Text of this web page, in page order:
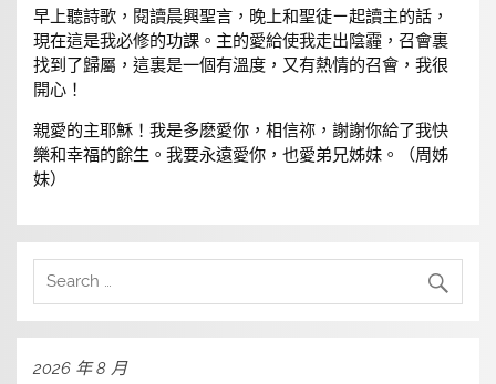
早上聽詩歌，閱讀晨興聖言，晚上和聖徒ㄧ起讀主的話，
現在這是我必修的功課。主的愛給使我走出陰霾，召會裏
找到了歸屬，這裏是一個有溫度，又有熱情的召會，我很
開心！
親愛的主耶穌！我是多麽愛你，相信祢，謝謝你給了我快
樂和幸福的餘生。我要永遠愛你，也愛弟兄姊妹。（周姊
妹）
2026 年 8 月